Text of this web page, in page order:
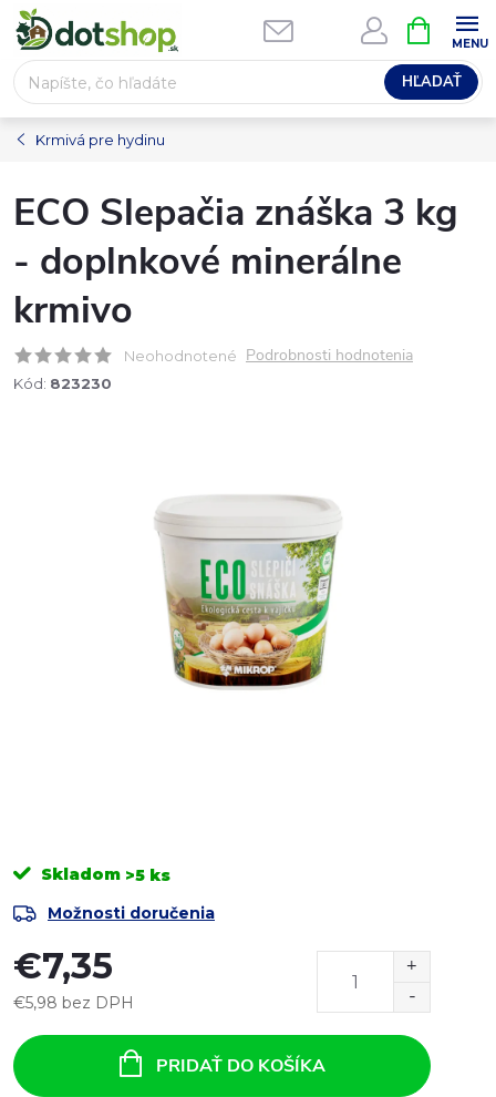
Prejsť
na
obsah
HĽADAŤ
KOŠÍK
Krmivá pre hydinu
ECO Slepačia znáška 3 kg
- doplnkové minerálne
krmivo
Neohodnotené Podrobnosti hodnotenia
Kód: 823230
Skladom >5 ks
Možnosti doručenia
€7,35
€5,98 bez DPH
cena:
PRIDAŤ DO KOŠÍKA